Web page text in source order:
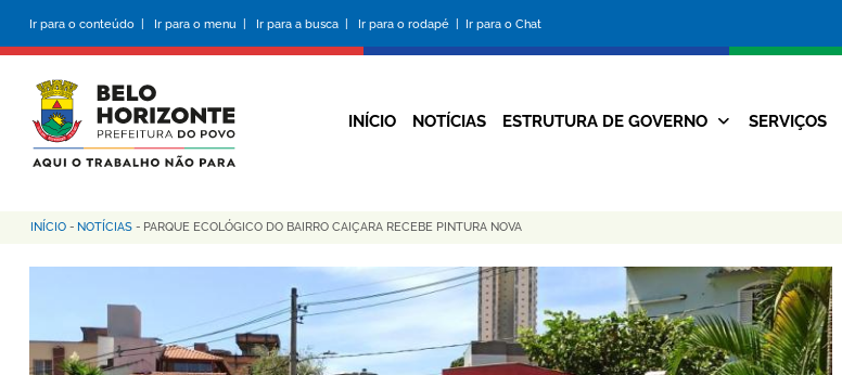
conteúdo
principal
Ir para o conteúdo | Ir para o menu | Ir para a busca | Ir para o rodapé | Ir para o Chat
da
Prefeitura
Navegação
INÍCIO NOTÍCIAS ESTRUTURA DE GOVERNO SERVIÇOS
Trilha
de
navegação
INÍCIO - NOTÍCIAS - PARQUE ECOLÓGICO DO BAIRRO CAIÇARA RECEBE PINTURA NOVA